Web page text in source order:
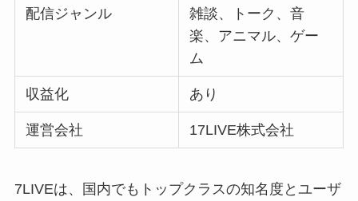
配信ジャンル
雑談、トーク、音
楽、アニマル、ゲー
ム
収益化 あり
運営会社 17LIVE株式会社
7LIVEは、国内でもトップクラスの知名度とユーザ